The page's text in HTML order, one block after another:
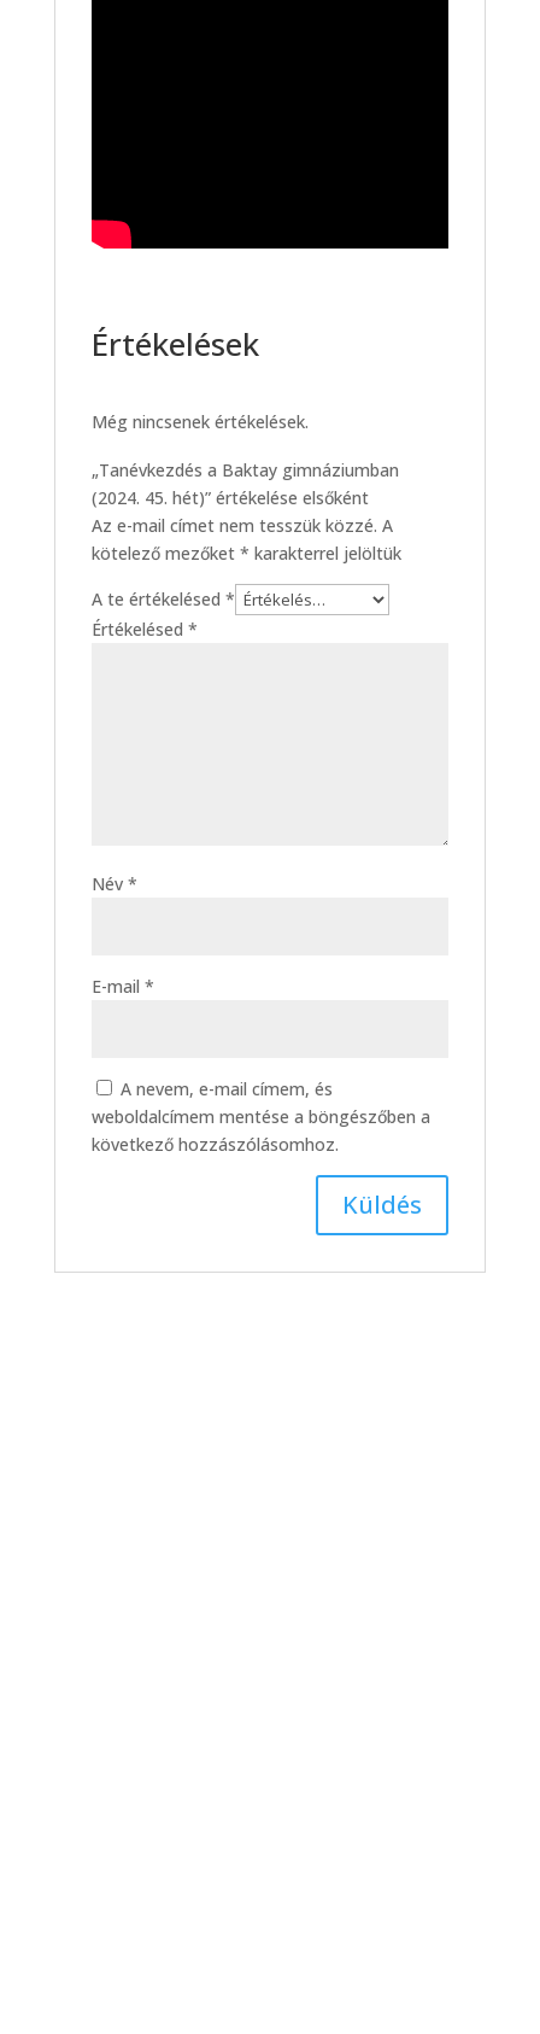
Értékelések
Még nincsenek értékelések.
„Tanévkezdés a Baktay gimnáziumban
(2024. 45. hét)” értékelése elsőként
Az e-mail címet nem tesszük közzé. A
kötelező mezőket * karakterrel jelöltük
A te értékelésed *
Értékelésed *
Név *
E-mail *
A nevem, e-mail címem, és
weboldalcímem mentése a böngészőben a
következő hozzászólásomhoz.